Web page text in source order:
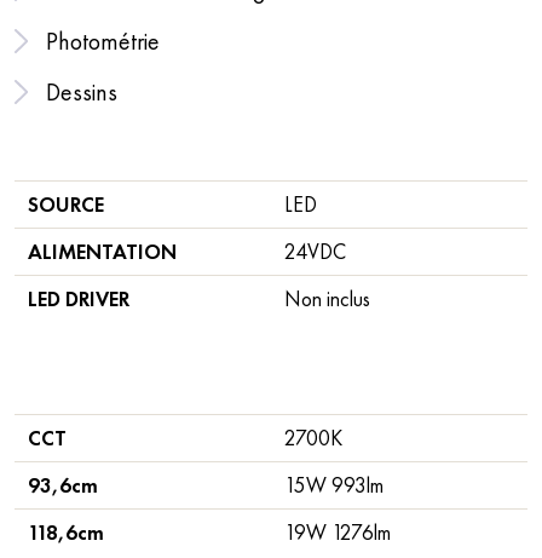
Photométrie
Dessins
CCT
2700K
93,6cm
15W 993lm
118,6cm
19W 1276lm
SOURCE
LED
ALIMENTATION
24VDC
LED DRIVER
Non inclus